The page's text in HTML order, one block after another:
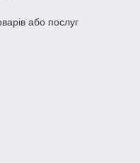
або послуг